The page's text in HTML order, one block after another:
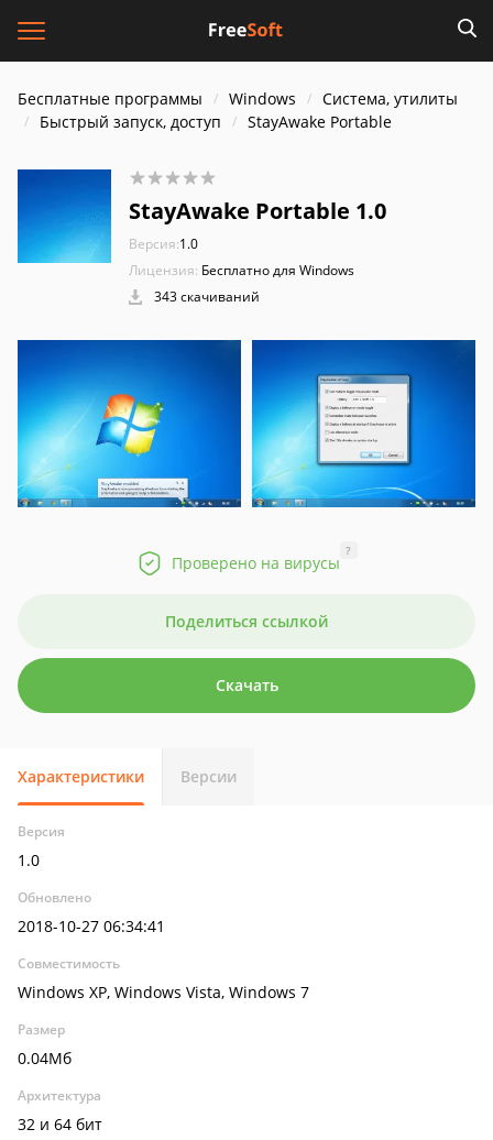
Бесплатные программы Windows
Система, утилиты
Быстрый запуск, доступ
StayAwake Portable
StayAwake Portable 1.0
Версия:1.0
Лицензия: Бесплатно для Windows
343 скачиваний
Проверено на вирусы
?
Поделиться ссылкой
Скачать
Характеристики Версии
Версия
1.0
Обновлено
2018-10-27 06:34:41
Совместимость
Windows XP, Windows Vista, Windows 7
Размер
0.04Мб
Архитектура
32 и 64 бит